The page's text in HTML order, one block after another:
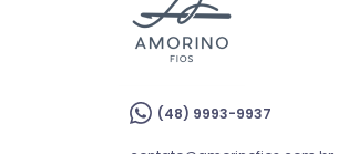
(48) 9993-9937